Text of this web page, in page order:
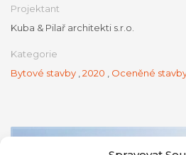
Projektant
Kuba & Pilař architekti s.r.o.
Kategorie
Bytové stavby 2020 Oceněné